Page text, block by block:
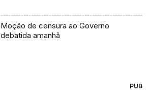
Moção de censura ao Governo
debatida amanhã
PUB